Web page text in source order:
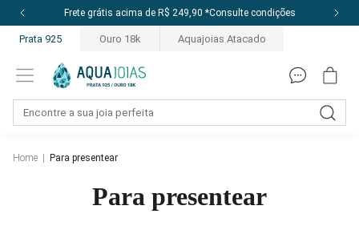
Frete grátis acima de R$ 249,90 *Consulte condições
Prata 925 Ouro 18k Aquajoias Atacado
Home Para presentear
Para presentear